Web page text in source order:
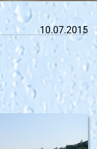
10.07.2015